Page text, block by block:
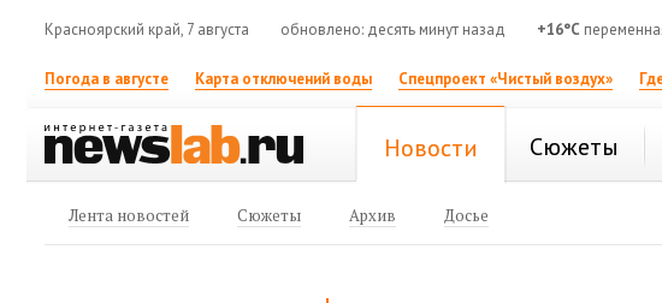
Красноярский край, 7 августа обновлено: десять минут назад +16°C
Погода в августе Карта отключений воды Спецпроект «Чистый воздух»
Новости Сюжеты
Лента новостей Сюжеты Архив Досье